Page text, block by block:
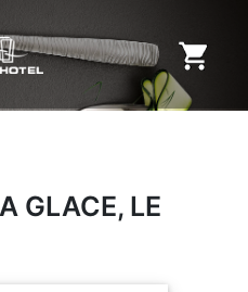
GLACE, LE